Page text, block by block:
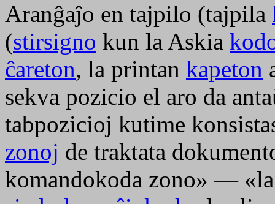
Aranĝaĵo en tajpilo (tajpila
(stirsigno kun la Askia
ĉareton, la printan kapeton
sekva pozicio el aro da
tabpozicioj kutime
zonoj de traktata
komandokoda zono» —